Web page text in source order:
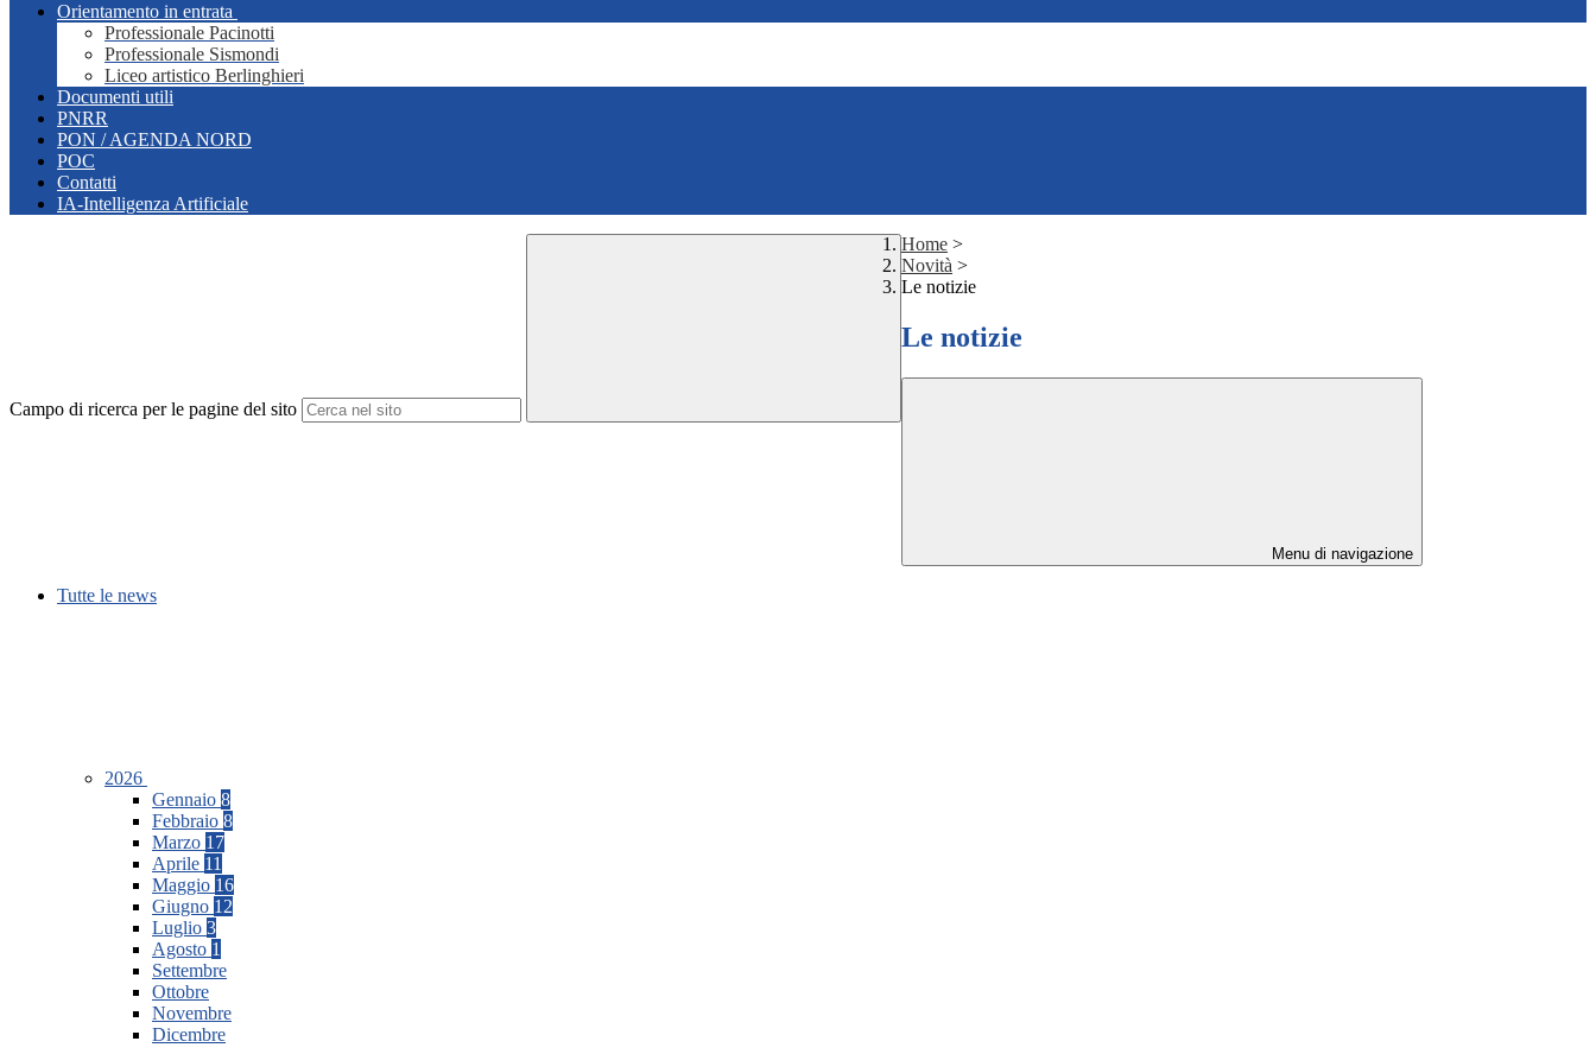
Orientamento in entrata
Professionale Pacinotti
Professionale Sismondi
Liceo artistico Berlinghieri
Documenti utili
PNRR
PON / AGENDA NORD
POC
Contatti
IA-Intelligenza Artificiale
Campo di ricerca per le pagine del sito
Home >
Novità >
Le notizie
Le notizie
Menu di navigazione
Tutte le news
2026
Gennaio 8
Febbraio 8
Marzo 17
Aprile 11
Maggio 16
Giugno 12
Luglio 3
Agosto 1
Settembre
Ottobre
Novembre
Dicembre